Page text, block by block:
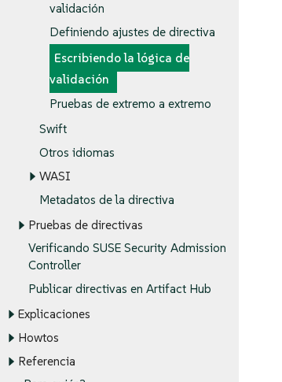
validación
Definiendo ajustes de directiva
Escribiendo la lógica de
validación
Pruebas de extremo a extremo
Swift
Otros idiomas
WASI
Metadatos de la directiva
Pruebas de directivas
Verificando SUSE Security Admission
Controller
Publicar directivas en Artifact Hub
Explicaciones
Howtos
Referencia